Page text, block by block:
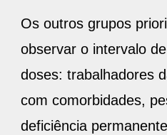
Os outros grupos
observar o intervalo
doses: trabalhadores
com comorbidades,
deficiência